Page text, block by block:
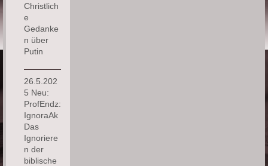
Christlich
e
Gedanke
n über
Putin
26.5.202
5 Neu:
ProfEndz:
IgnoraAk
Das
Ignoriere
n der
biblische